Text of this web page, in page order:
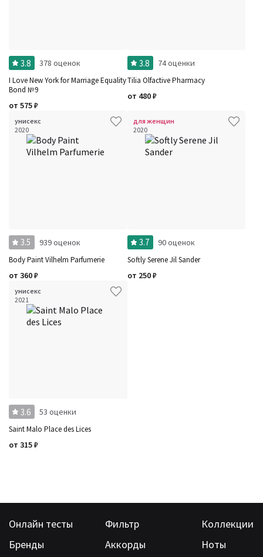
3.8 378 оценок
I Love New York for Marriage Equality
Bond №9
от 575₽
3.8 74 оценки
Tilia Olfactive Pharmacy
от 480₽
унисекс
2020
3.5 939 оценок
Body Paint Vilhelm Parfumerie
от 360₽
для женщин
2020
3.7 90 оценок
Softly Serene Jil Sander
от 250₽
унисекс
2021
3.6 53 оценки
Saint Malo Place des Lices
от 315₽
Онлайн тесты Фильтр
Коллекции
Бренды
Аккорды Ноты